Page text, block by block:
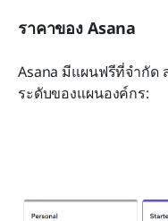
ราคาของ Asana
Asana มีแผนฟรีที่จำกัด
ระดับของแผนองค์กร: